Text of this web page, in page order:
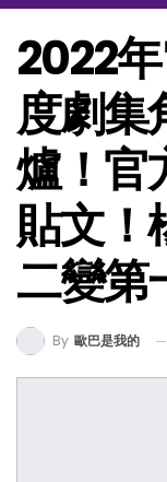
2022
度劇集
爐！官
貼文！
二變第
By 歐巴是我的